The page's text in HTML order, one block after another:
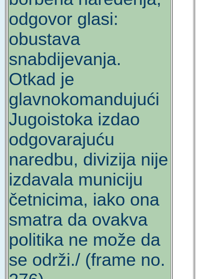
odgovor glasi:
obustava
snabdijevanja.
Otkad je
glavnokomandujući
Jugoistoka izdao
odgovarajuću
naredbu, divizija nije
izdavala municiju
četnicima, iako ona
smatra da ovakva
politika ne može da
se održi./ (frame no.